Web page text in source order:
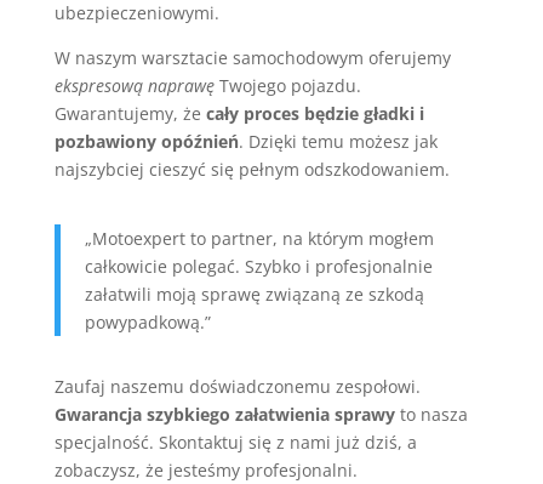
ubezpieczeniowymi.
W naszym warsztacie samochodowym oferujemy
ekspresową naprawęTwojego pojazdu.
Gwarantujemy, że cały proces będzie gładki i
pozbawiony opóźnień. Dzięki temu możesz jak
najszybciej cieszyć się pełnym odszkodowaniem.
„Motoexpert to partner, na którym mogłem
całkowicie polegać. Szybko i profesjonalnie
załatwili moją sprawę związaną ze szkodą
powypadkową.”
Zaufaj naszemu doświadczonemu zespołowi.
Gwarancja szybkiego załatwienia sprawyto nasza
specjalność. Skontaktuj się z nami już dziś, a
zobaczysz, że jesteśmy profesjonalni.